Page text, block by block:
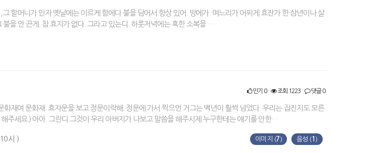
할머니가 인자 옛날에는 이르케 함에다 불을 담어서 항상 있어. 방에가. 며느리가 어찌게 효잔가 한 삼년이나 살
불을 안 끈게. 참 효자가 없다. 그라고 있는디. 하룻저녁에는 흑한 소복을 …
인기 0 조회 1223 댓글 0
재여 문화재. 효자문을 보고 정문이락해. 정문에 가서 찍으먼 거그는 백년이 훨썩 넘었다. 우리는 집진지도 모른
주세요.) 아아. 그란디 그것이 우리 아버지가 나보고 말씀을 해주시제 누구한테는 얘기를 안한…
시 ) 이미지 (7) 음성 (1 )